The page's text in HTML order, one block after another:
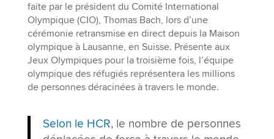
faite par le président du Comité International
Olympique (CIO), Thomas Bach, lors d’une
cérémonie retransmise en direct depuis la Maison
olympique à Lausanne, en Suisse. Présente aux
Jeux Olympiques pour la troisième fois, l’équipe
olympique des réfugiés représentera les millions
de personnes déracinées à travers le monde.
Selon le HCR, le nombre de personnes